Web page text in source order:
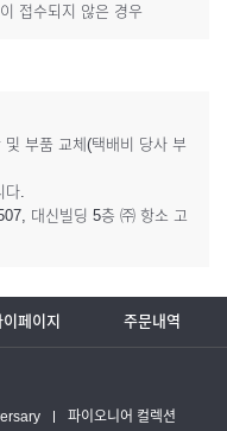
접수되지 않은 경우
부품 교체(택배비 당사 부
.
대신빌딩 5층 ㈜ 항소 고
이페이지 주문내역
파이오니어 컬렉션